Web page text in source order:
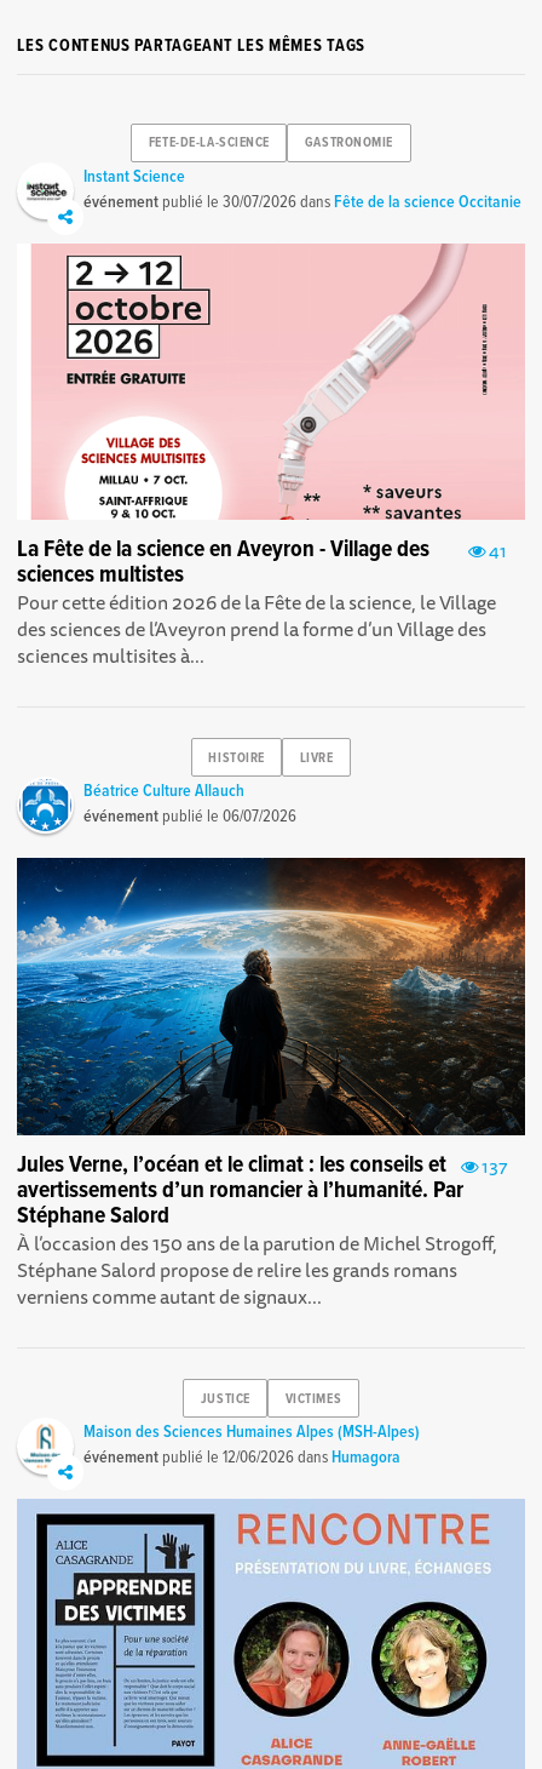
LES CONTENUS PARTAGEANT LES MÊMES TAGS
FETE-DE-LA-SCIENCE GASTRONOMIE
Instant Science
événement publié le30/07/2026dansFête de la science Occitanie
41
La Fête de la science en Aveyron - Village des
sciences multistes
Pour cette édition 2026 de la Fête de la science, le Village
des sciences de l’Aveyron prend la forme d’un Village des
sciences multisites à...
HISTOIRE LIVRE
Béatrice Culture Allauch
événement publié le06/07/2026
137
Jules Verne, l’océan et le climat : les conseils et
avertissements d’un romancier à l’humanité. Par
Stéphane Salord
À l’occasion des 150 ans de la parution de Michel Strogoff,
Stéphane Salord propose de relire les grands romans
verniens comme autant de signaux...
JUSTICE VICTIMES
Maison des Sciences Humaines Alpes (MSH-Alpes)
événement publié le12/06/2026dansHumagora